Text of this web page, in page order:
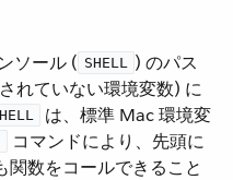
ソール (​ SHELL ​) のパス
れていない環境変数) に
​ は、標準 Mac 環境変
​ コマンドにより、先頭に
関数をコールできること